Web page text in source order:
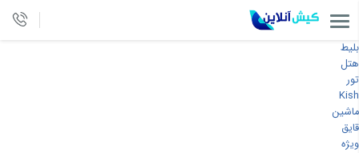
بلیط
هتل
تور
Kish
ماشین
قایق
ویژه